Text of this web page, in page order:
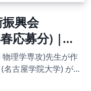
興会
応募分) |
スタート支援
理学専攻)先生が作
名古屋学院大学) が了
↓を